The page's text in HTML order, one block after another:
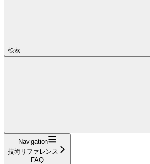
検索...
Navigation
技術リファレンス
FAQ